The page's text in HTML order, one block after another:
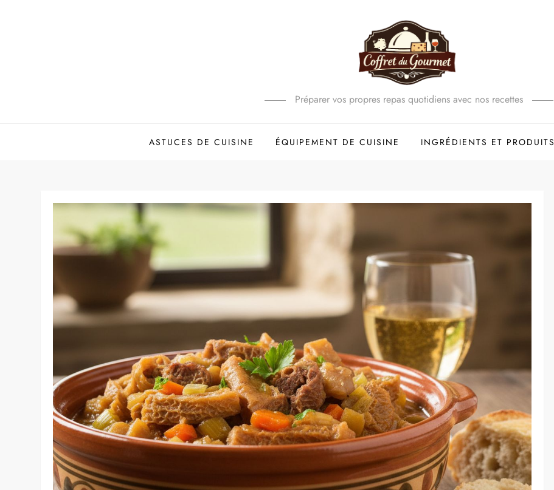
Préparer vos propres repas quotidiens avec nos recettes
ASTUCES DE CUISINE ÉQUIPEMENT DE CUISINE INGRÉDIENTS ET PRODUITS